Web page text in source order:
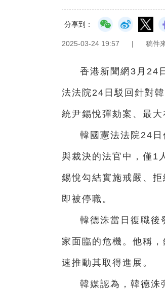
分享到：
2025-03-24 19:57 | 稿件
香港新聞網3月24
法法院24日駁回針對
統尹錫悅彈劾案、最
韓國憲法法院24
與裁決的法官中，僅1
錫悅勾結實施戒嚴、
即被停職。
韓德洙當日復職後
家面臨的危機。他稱
速推動其取得進展。
韓媒認為，韓德洙